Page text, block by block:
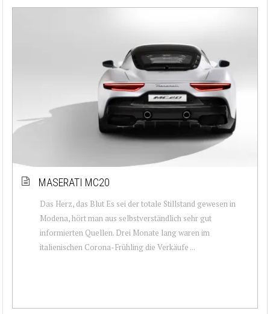
MASERATI MC20
Das Herz, das Blut Es sei der totale Stillstand gewesen in
Modena, hört man aus selbstverständlich sehr gut
informierten Quellen. Drei Monate lang waren im
italienischen Corona-Frühling die Verkäufe ...